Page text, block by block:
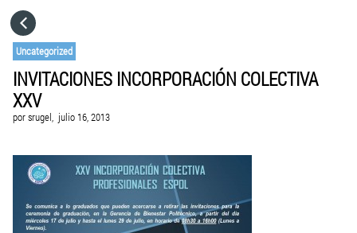
Uncategorized
INVITACIONES INCORPORACIÓN COLECTIVA
XXV
porsrugel, julio 16, 2013
CATEGORÍAS
VISITA EL SITIO WEB